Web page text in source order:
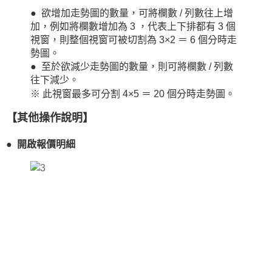
● 欲增加走勢圖的數量，可將欄數 / 列數往上增
加，例如將欄數增加為 3 ，代表上下排都有 3 個
視窗，則整個視窗可被切割為 3×2 ＝ 6 個分時走
勢圖。
●
至於欲減少走勢圖的數量，則可將欄數 / 列數
往下減少。
※ 此視窗最多可分割 4×5 ＝ 20 個分時走勢圖。
【其他操作說明】
● 開啟報價明細